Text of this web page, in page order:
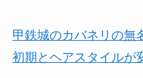
甲鉄城のカバネリの無
初期とヘアスタイルが